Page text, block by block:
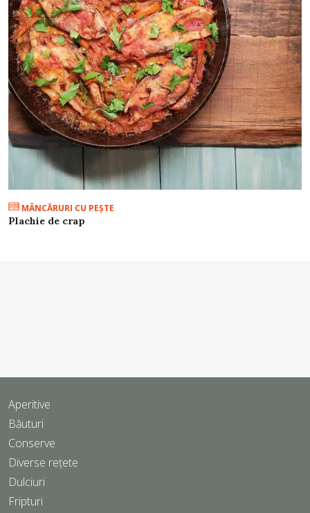
MÂNCĂRURI CU PEŞTE
Plachie de crap
Aperitive
Băuturi
Conserve
Diverse rețete
Dulciuri
Fripturi